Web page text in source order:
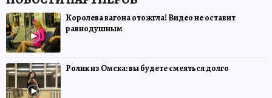
Королева вагона отожгла! Видео не оставит
равнодушным
Ролик из Омска: вы будете смеяться долго